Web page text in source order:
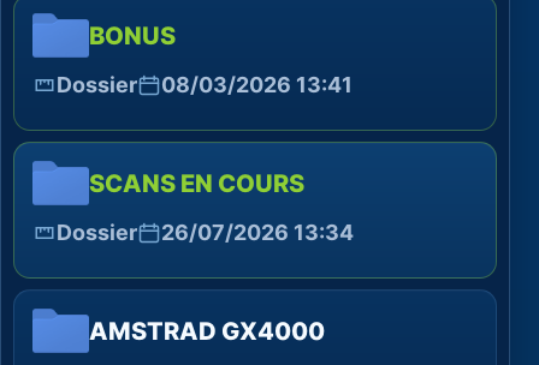
BONUS
Dossier 08/03/2026 13:41
SCANS EN COURS
Dossier 26/07/2026 13:34
AMSTRAD GX4000